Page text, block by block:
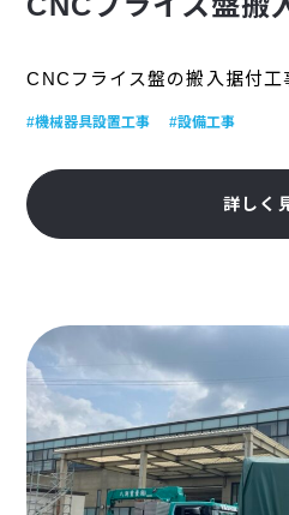
CNCフライス盤の搬入据付工
#機械器具設置工事 #設備工事
詳しく